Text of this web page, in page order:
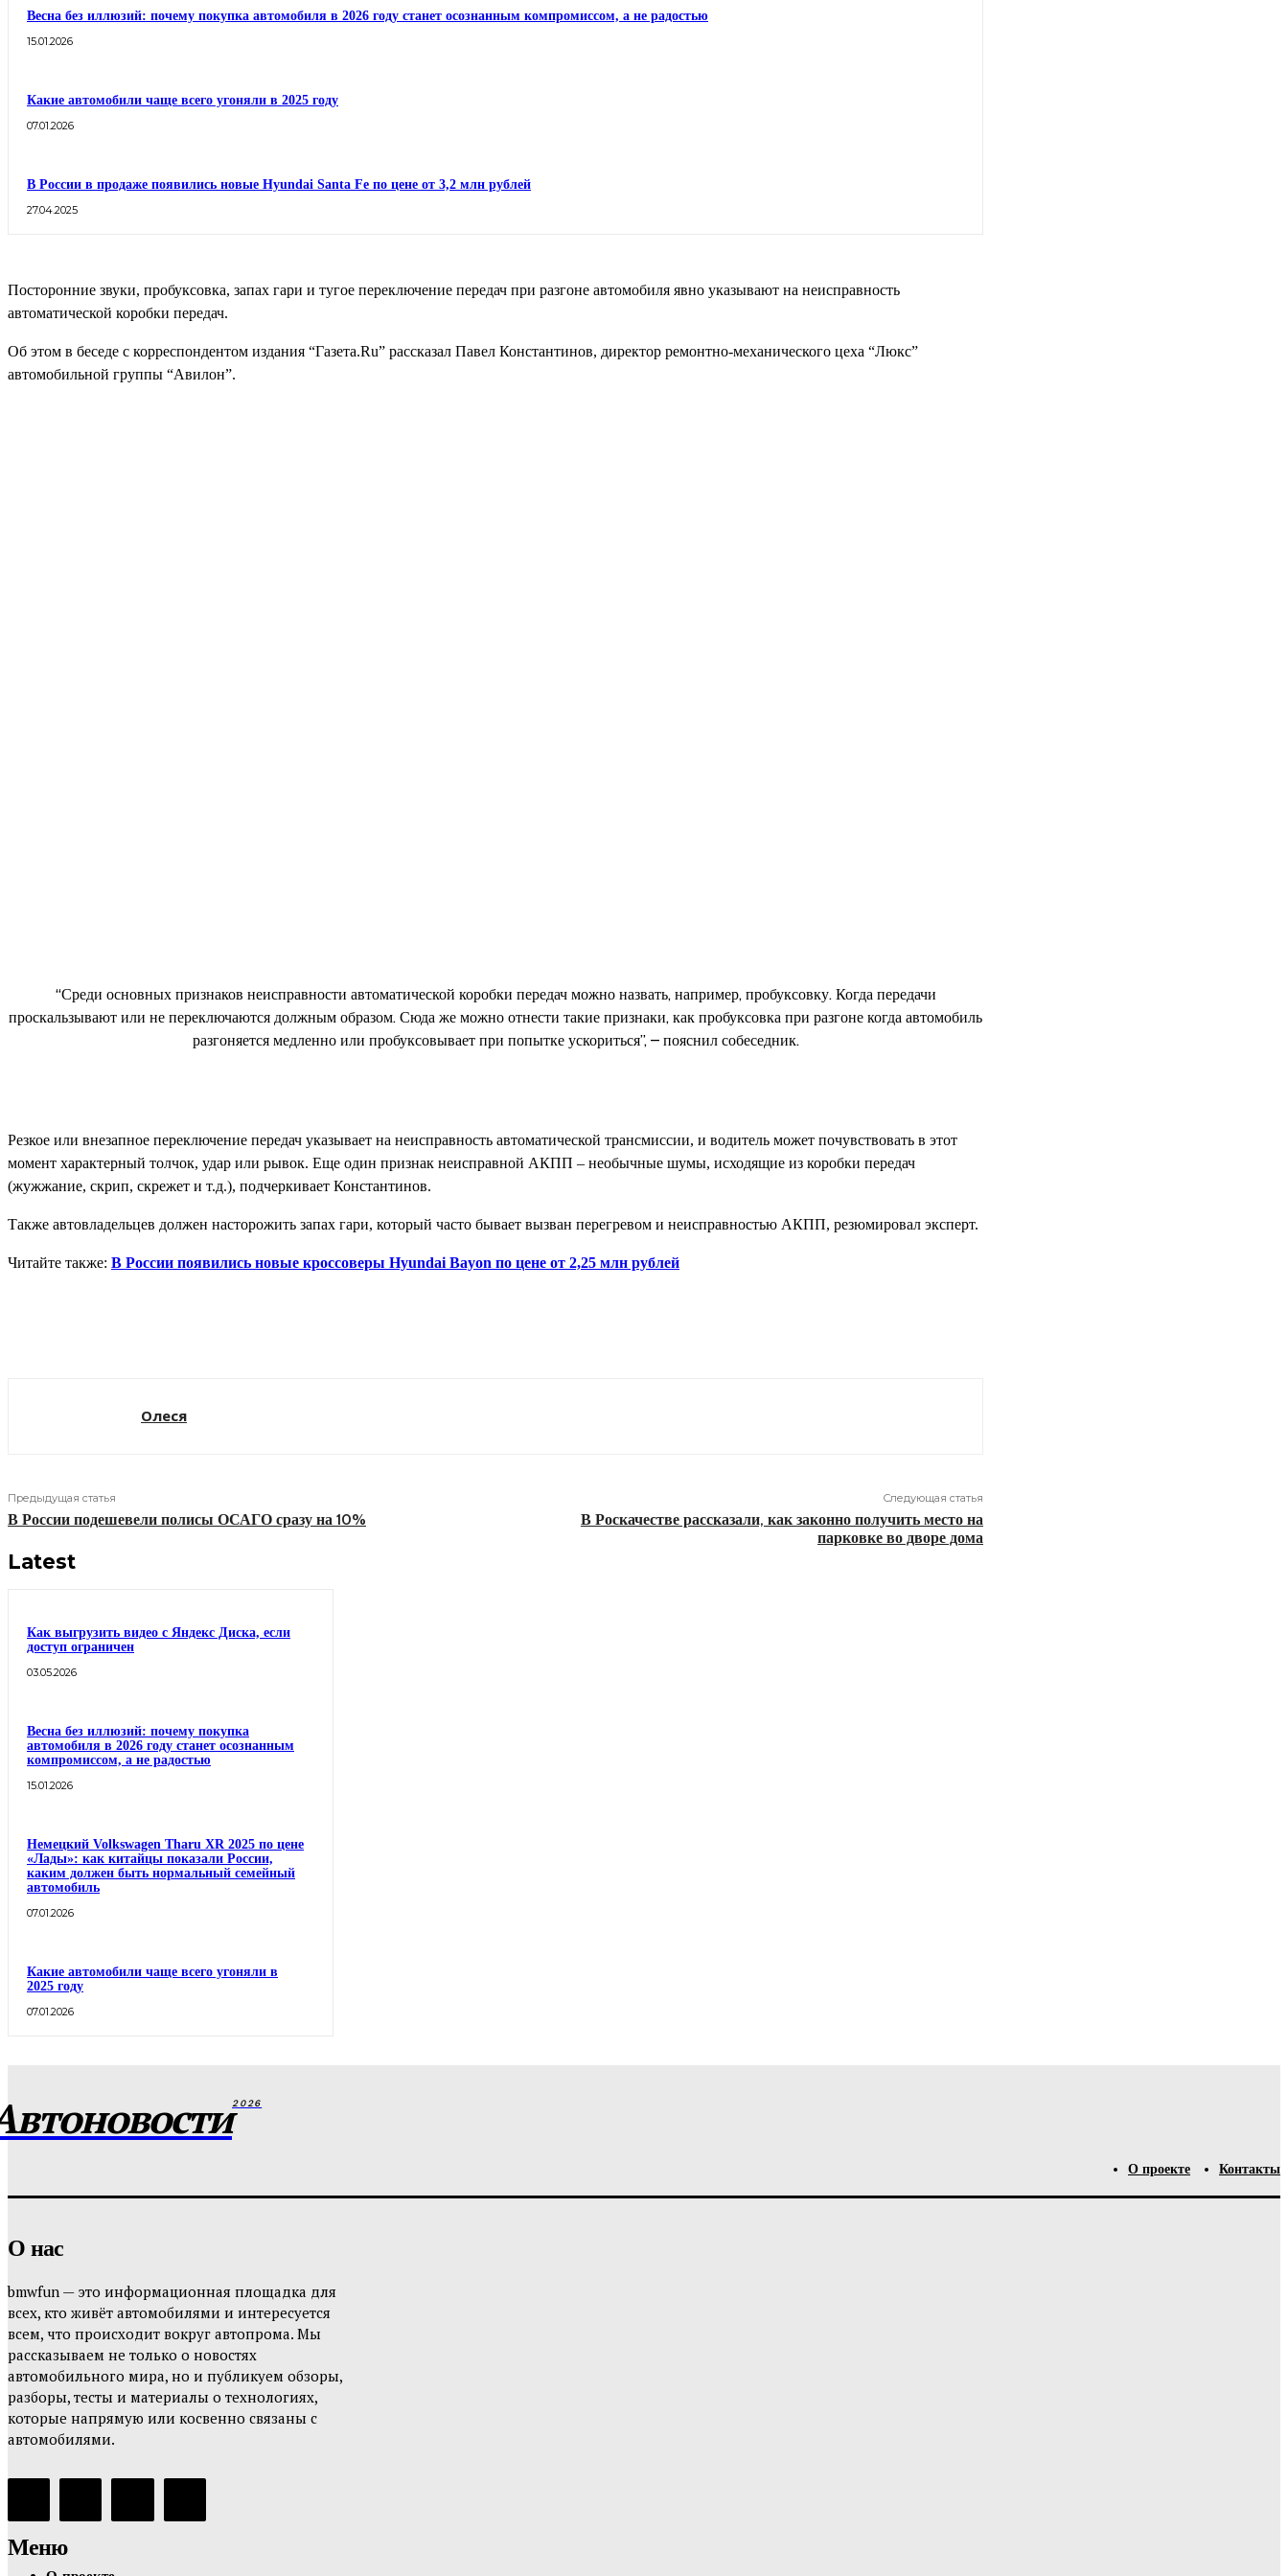
Весна без иллюзий: почему покупка автомобиля в 2026 году станет осознанным компромиссом, а не радостью
15.01.2026
Какие автомобили чаще всего угоняли в 2025 году
07.01.2026
В России в продаже появились новые Hyundai Santa Fe по цене от 3,2 млн рублей
27.04.2025
Посторонние звуки, пробуксовка, запах гари и тугое переключение передач при разгоне автомобиля явно указывают на неисправность
автоматической коробки передач.
Об этом в беседе с корреспондентом издания “Газета.Ru” рассказал Павел Константинов, директор ремонтно-механического цеха “Люкс”
автомобильной группы “Авилон”.
“Среди основных признаков неисправности автоматической коробки передач можно назвать, например, пробуксовку. Когда передачи
проскальзывают или не переключаются должным образом. Сюда же можно отнести такие признаки, как пробуксовка при разгоне когда автомобиль
разгоняется медленно или пробуксовывает при попытке ускориться”, – пояснил собеседник.
Резкое или внезапное переключение передач указывает на неисправность автоматической трансмиссии, и водитель может почувствовать в этот
момент характерный толчок, удар или рывок. Еще один признак неисправной АКПП – необычные шумы, исходящие из коробки передач
(жужжание, скрип, скрежет и т.д.), подчеркивает Константинов.
Также автовладельцев должен насторожить запах гари, который часто бывает вызван перегревом и неисправностью АКПП, резюмировал эксперт.
Читайте также: В России появились новые кроссоверы Hyundai Bayon по цене от 2,25 млн рублей
Олеся
Предыдущая статья
В России подешевели полисы ОСАГО сразу на 10%
Следующая статья
В Роскачестве рассказали, как законно получить место на
парковке во дворе дома
Latest
Как выгрузить видео с Яндекс Диска, если
доступ ограничен
03.05.2026
Весна без иллюзий: почему покупка
автомобиля в 2026 году станет осознанным
компромиссом, а не радостью
15.01.2026
Немецкий Volkswagen Tharu XR 2025 по цене
«Лады»: как китайцы показали России,
каким должен быть нормальный семейный
автомобиль
07.01.2026
Какие автомобили чаще всего угоняли в
2025 году
07.01.2026
2026
О проекте Контакты
О нас
bmwfun — это информационная площадка для
всех, кто живёт автомобилями и интересуется
всем, что происходит вокруг автопрома. Мы
рассказываем не только о новостях
автомобильного мира, но и публикуем обзоры,
разборы, тесты и материалы о технологиях,
которые напрямую или косвенно связаны с
автомобилями.
Меню